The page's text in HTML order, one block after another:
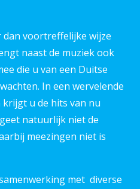
dan voortreffelijke wijze
naast de muziek ook
die u van een Duitse
In een wervelende
u de hits van nu
natuurlijk niet de
meezingen niet is
met diverse